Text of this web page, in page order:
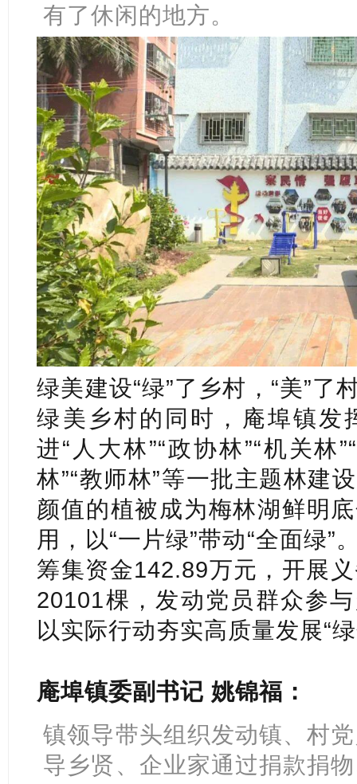
有了休闲的地方。
绿美建设“绿”了乡村，“美”了
绿美乡村的同时，庵埠镇发
进“人大林”“政协林”“机关林
林”“教师林”等一批主题林建
颜值的植被成为梅林湖鲜明
用，以“一片绿”带动“全面绿
筹集资金142.89万元，开展
20101棵，发动党员群众参
以实际行动夯实高质量发展“
庵埠镇委副书记 姚锦福：
镇领导带头组织发动镇、村
导乡贤、企业家通过捐款捐